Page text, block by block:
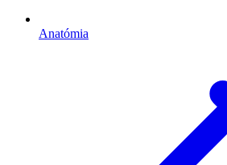
Anatómia